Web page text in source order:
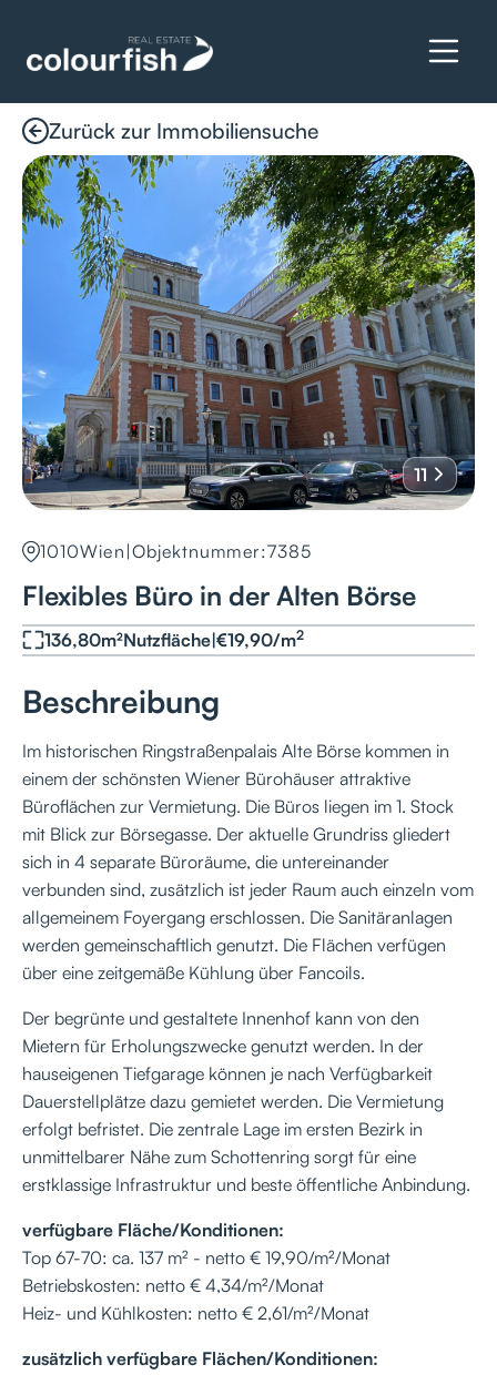
Zurück zur Immobiliensuche
11
1010Wien |Objektnummer:7385
Flexibles Büro in der Alten Börse
136,80m²Nutzfläche|€19,90/m2
Beschreibung
Im historischen Ringstraßenpalais Alte Börse kommen in
einem der schönsten Wiener Bürohäuser attraktive
Büroflächen zur Vermietung. Die Büros liegen im 1. Stock
mit Blick zur Börsegasse. Der aktuelle Grundriss gliedert
sich in 4 separate Büroräume, die untereinander
verbunden sind, zusätzlich ist jeder Raum auch einzeln vom
allgemeinem Foyergang erschlossen. Die Sanitäranlagen
werden gemeinschaftlich genutzt. Die Flächen verfügen
über eine zeitgemäße Kühlung über Fancoils.
Der begrünte und gestaltete Innenhof kann von den
Mietern für Erholungszwecke genutzt werden. In der
hauseigenen Tiefgarage können je nach Verfügbarkeit
Dauerstellplätze dazu gemietet werden. Die Vermietung
erfolgt befristet. Die zentrale Lage im ersten Bezirk in
unmittelbarer Nähe zum Schottenring sorgt für eine
erstklassige Infrastruktur und beste öffentliche Anbindung.
verfügbare Fläche/Konditionen:
Top 67-70: ca. 137 m² - netto € 19,90/m²/Monat
Betriebskosten: netto € 4,34/m²/Monat
Heiz- und Kühlkosten: netto € 2,61/m²/Monat
zusätzlich verfügbare Flächen/Konditionen:
Details anfragen